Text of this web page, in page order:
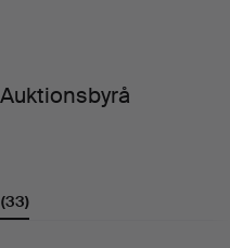
(33)